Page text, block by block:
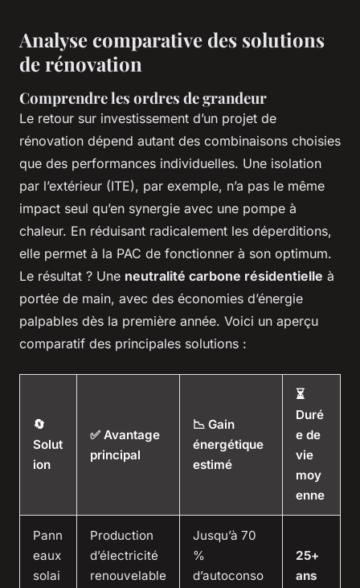
Analyse comparative des solutions
de rénovation
Comprendre les ordres de grandeur
Le retour sur investissement d’un projet de
rénovation dépend autant des combinaisons choisies
que des performances individuelles. Une isolation
par l’extérieur (ITE), par exemple, n’a pas le même
impact seul qu’en synergie avec une pompe à
chaleur. En réduisant radicalement les déperditions,
elle permet à la PAC de fonctionner à son optimum.
Le résultat ? Une neutralité carbone résidentielle à
portée de main, avec des économies d’énergie
palpables dès la première année. Voici un aperçu
comparatif des principales solutions :
🔄
Solut
ion
✅ Avantage
principal
📉 Gain
énergétique
estimé
⏳
Duré
e de
vie
moy
enne
Pann
eaux
solai
Production
d’électricité
renouvelable
Jusqu’à 70
%
d’autoconso
25+
ans